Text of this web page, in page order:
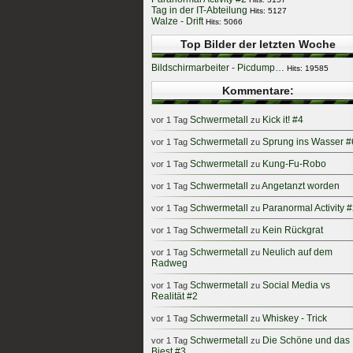
Tag in der IT-Abteilung Hits: 5127
Walze - Drift Hits: 5066
Top Bilder der letzten Woche
Bildschirmarbeiter - Picdump… Hits: 19585
Kommentare:
vor 1 Tag Schwermetall zu Kick it! #4
vor 1 Tag Schwermetall zu Sprung ins Wasser
vor 1 Tag Schwermetall zu Kung-Fu-Robo
vor 1 Tag Schwermetall zuAngetanzt worden
vor 1 Tag Schwermetall zu Paranormal Activity
vor 1 Tag Schwermetall zu Kein Rückgrat
vor 1 Tag Schwermetall zu Neulich auf dem
Radweg
vor 1 Tag Schwermetall zu Social Media vs
Realität #2
vor 1 Tag Schwermetall zu Whiskey - Trick
vor 1 Tag Schwermetall zu Die Schöne und das